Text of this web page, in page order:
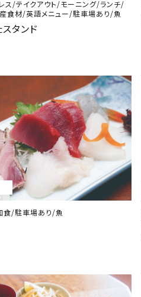
ス/テイクアウト/モーニング/ランチ/
食材/英語メニュー/駐車場あり/魚
タンド
食/駐車場あり/魚